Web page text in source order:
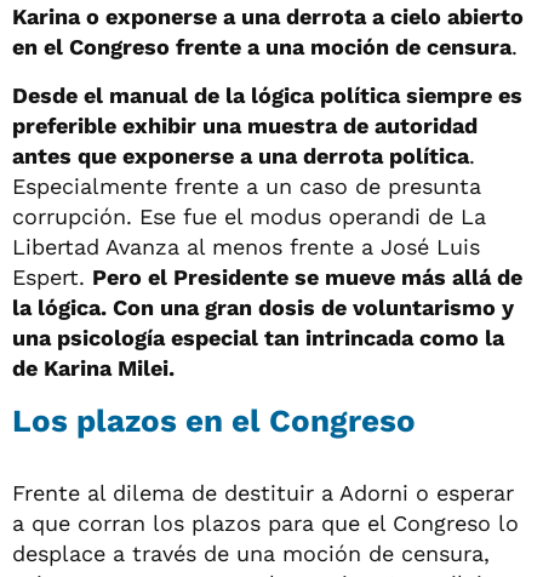
Karina o exponerse a una derrota a cielo abierto
en el Congreso frente a una moción de censura.
Desde el manual de la lógica política siempre es
preferible exhibir una muestra de autoridad
antes que exponerse a una derrota política.
Especialmente frente a un caso de presunta
corrupción. Ese fue el modus operandi de La
Libertad Avanza al menos frente a José Luis
Espert. Pero el Presidente se mueve más allá de
la lógica. Con una gran dosis de voluntarismo y
una psicología especial tan intrincada como la
de Karina Milei.
Los plazos en el Congreso
Frente al dilema de destituir a Adorni o esperar
a que corran los plazos para que el Congreso lo
desplace a través de una moción de censura,